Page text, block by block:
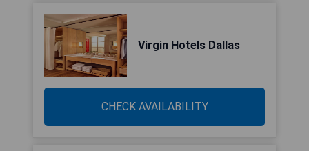
Virgin Hotels Dallas
CHECK AVAILABILITY